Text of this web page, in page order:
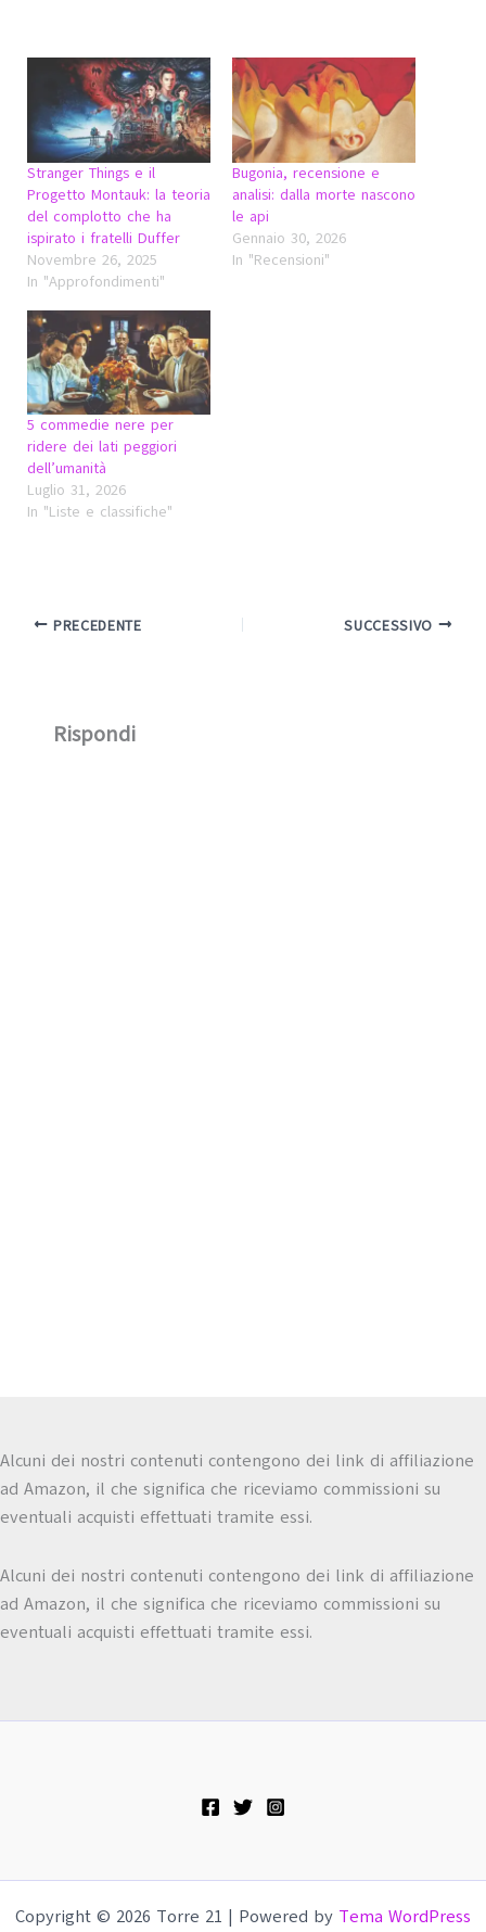
Stranger Things e il
Progetto Montauk: la teoria
del complotto che ha
ispirato i fratelli Duffer
Novembre 26, 2025
In "Approfondimenti"
Bugonia, recensione e
analisi: dalla morte nascono
le api
Gennaio 30, 2026
In "Recensioni"
5 commedie nere per
ridere dei lati peggiori
dell’umanità
Luglio 31, 2026
In "Liste e classifiche"
PRECEDENTE SUCCESSIVO
Rispondi
Alcuni dei nostri contenuti contengono dei link di affiliazione
ad Amazon, il che significa che riceviamo commissioni su
eventuali acquisti effettuati tramite essi.
Alcuni dei nostri contenuti contengono dei link di affiliazione
ad Amazon, il che significa che riceviamo commissioni su
eventuali acquisti effettuati tramite essi.
Copyright © 2026 Torre 21 | Powered by Tema WordPress